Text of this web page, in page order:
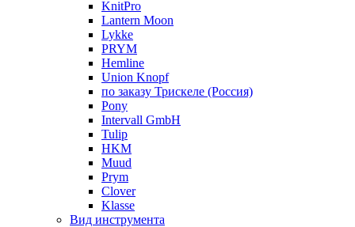
KnitPro
Lantern Moon
Lykke
PRYM
Hemline
Union Knopf
по заказу Трискеле (Россия)
Pony
Intervall GmbH
Tulip
HKM
Muud
Prym
Clover
Klasse
Вид инструмента